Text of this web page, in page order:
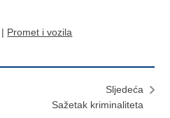
| Promet i vozila
Sljedeća
Sažetak kriminaliteta